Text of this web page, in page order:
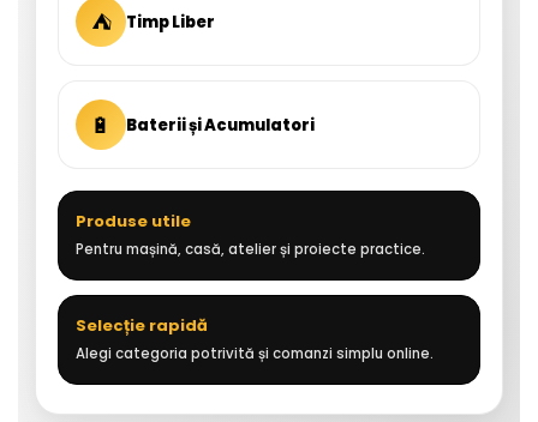
⛺ Timp Liber
🔋 Baterii și Acumulatori
Produse utile
Pentru mașină, casă, atelier și proiecte practice.
Selecție rapidă
Alegi categoria potrivită și comanzi simplu online.